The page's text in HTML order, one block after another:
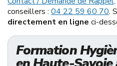
conseillers : 04 22 59 60 70.
directement en ligne ci-
Formation